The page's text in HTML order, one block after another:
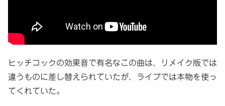
ヒッチコックの効果音で有名なこの曲は、リメイク版では
違うものに差し替えられていたが、ライブでは本物を使っ
てくれていた。